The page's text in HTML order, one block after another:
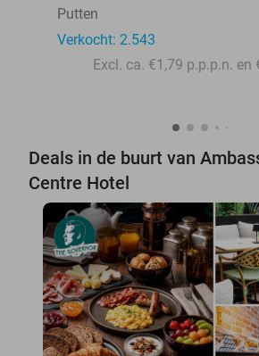
Putten
Verkocht: 2.543
Excl. ca. €1,79 p.p.p.n. en
Deals in de buurt van
Centre Hotel